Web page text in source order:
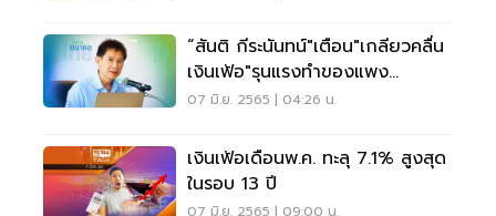
“สันติ กีระนันทน์"เตือน"เกลียวคลื่น
เงินเฟ้อ"รุนแรงทำของแพง
ประชาชนอ่วม
07 มิ.ย. 2565 | 04:26 น.
เงินเฟ้อเดือนพ.ค. ทะลุ 7.1% สูงสุด
ในรอบ 13 ปี
07 มิ.ย. 2565 | 09:00 น.